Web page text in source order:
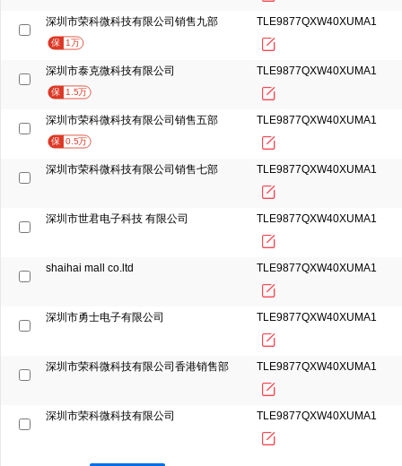
深圳市荣科微科技有限公司销售九部
保 1万
TLE9877QXW40XUMA1
深圳市泰克微科技有限公司
保 1.5万
TLE9877QXW40XUMA1
深圳市荣科微科技有限公司销售五部
保 0.5万
TLE9877QXW40XUMA1
深圳市荣科微科技有限公司销售七部 TLE9877QXW40XUMA1
深圳市世君电子科技 有限公司 TLE9877QXW40XUMA1
shaihai mall co.ltd TLE9877QXW40XUMA1
深圳市勇士电子有限公司 TLE9877QXW40XUMA1
深圳市荣科微科技有限公司香港销售部 TLE9877QXW40XUMA1
深圳市荣科微科技有限公司 TLE9877QXW40XUMA1